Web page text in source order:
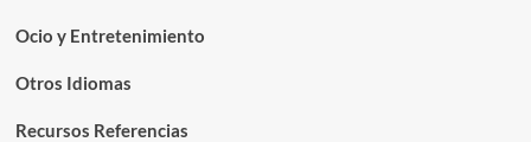
Ocio y Entretenimiento
Otros Idiomas
Recursos Referencias